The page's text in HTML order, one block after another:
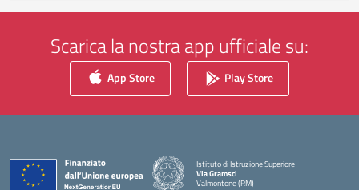
Scarica la nostra app ufficiale su:
App Store Play Store
Istituto di Istruzione Superiore
Via Gramsci
Valmontone (RM)